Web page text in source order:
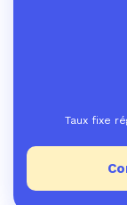
Taux fixe